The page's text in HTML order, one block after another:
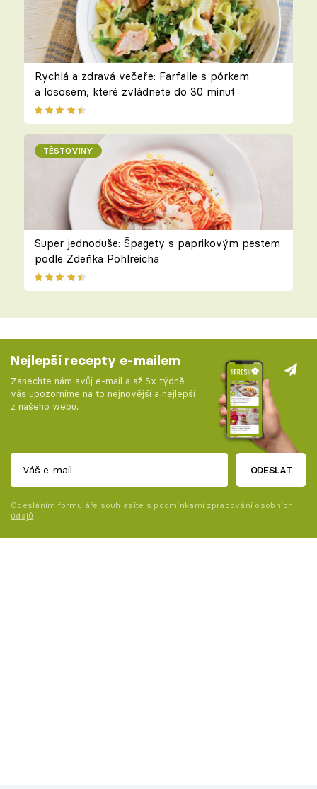
Rychlá a zdravá večeře: Farfalle s pórkem
a lososem, které zvládnete do 30 minut
TĚSTOVINY
Super jednoduše: Špagety s paprikovým pestem
podle Zdeňka Pohlreicha
Nejlepší recepty e-mailem
Zanechte nám svůj e-mail a až 5x týdně
vás upozorníme na to nejnovější a nejlepší
z našeho webu.
ODESLAT
Odesláním formuláře souhlasíte s podmínkami zpracování osobních
údajů